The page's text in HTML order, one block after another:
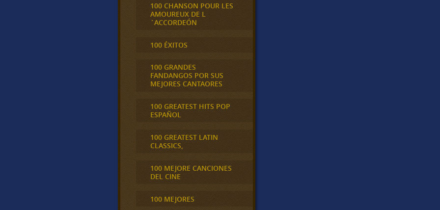
100 CHANSON POUR LES
AMOUREUX DE L
´ACCORDEÓN
100 ÉXITOS
100 GRANDES
FANDANGOS POR SUS
MEJORES CANTAORES
100 GREATEST HITS POP
ESPAÑOL
100 GREATEST LATIN
CLASSICS,
100 MEJORE CANCIONES
DEL CINE
100 MEJORES